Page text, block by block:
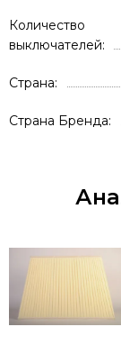
Количество
выключателей
Страна
Страна Бренда